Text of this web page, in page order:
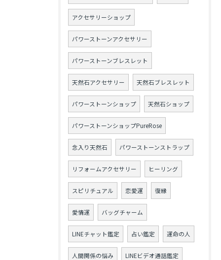
アクセサリーショップ
パワーストーンアクセサリー
パワーストーンブレスレット
天然石アクセサリー 天然石ブレスレット
パワーストーンショップ 天然石ショップ
パワーストーンショップPureRose
念入り天然石 パワーストーンストラップ
リフォームアクセサリー ヒーリング
スピリチュアル 恋愛運 復縁
愛情運 バッグチャーム
LINEチャット鑑定 占い鑑定 運命の人
人間関係の悩み LINEビデオ通話鑑定